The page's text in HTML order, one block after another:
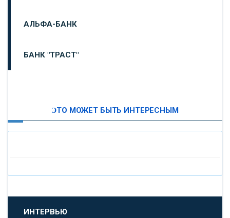
АЛЬФА-БАНК
БАНК "ТРАСТ"
«БАНК САНКТ-ПЕТЕРБУРГ»
«ПРОМСВЯЗЬБАНК»
ЭТО МОЖЕТ БЫТЬ ИНТЕРЕСНЫМ
ИНТЕРВЬЮ